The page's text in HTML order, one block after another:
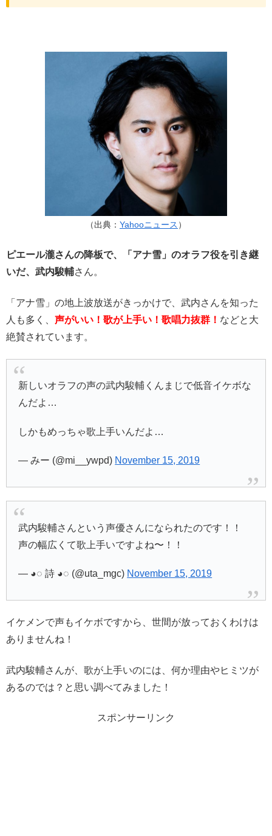
（出典： Yahooニュース ）
ピエール瀧さんの降板で、「アナ雪」のオラフ役を引き継
いだ、武内駿輔さん。
「アナ雪」の地上波放送がきっかけで、武内さんを知った
人も多く、 声がいい！歌が上手い！歌唱力抜群！ などと大
絶賛されています。
新しいオラフの声の武内駿輔くんまじで低音イケボな
んだよ…
しかもめっちゃ歌上手いんだよ…
— みー (@mi__ywpd) November 15, 2019
武内駿輔さんという声優さんになられたのです！！
声の幅広くて歌上手いですよね〜！！
— ︎︎︎︎◕︎︎︎︎︎︎◌ 詩︎︎ ◕︎︎◌ (@uta_mgc) November 15, 2019
イケメンで声もイケボですから、世間が放っておくわけは
ありませんね！
武内駿輔さんが、歌が上手いのには、何か理由やヒミツが
あるのでは？と思い調べてみました！
スポンサーリンク